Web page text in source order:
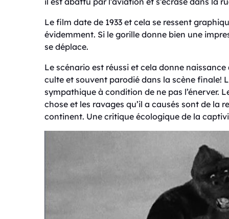
Le film date de 1933 et cela se ressent
évidemment. Si le gorille donne bien une
se déplace.
Le scénario est réussi et cela donne
culte et souvent parodié dans la scène finale!
sympathique à condition de ne pas l’énerver.
chose et les ravages qu’il a causés sont de la
continent. Une critique écologique de la